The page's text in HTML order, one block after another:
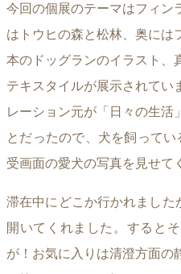
今回の個展のテーマはフィン
はトウヒの森と松林、奥には
本のドッグランのイラスト、
テキスタイルが展示されてい
レーション元が「日々の生活
とだったので、犬を飼って
受画面の愛犬の写真を見せて
滞在中にどこか行かれました
開いてくれました。すると
が！お気に入りは清澄方面の